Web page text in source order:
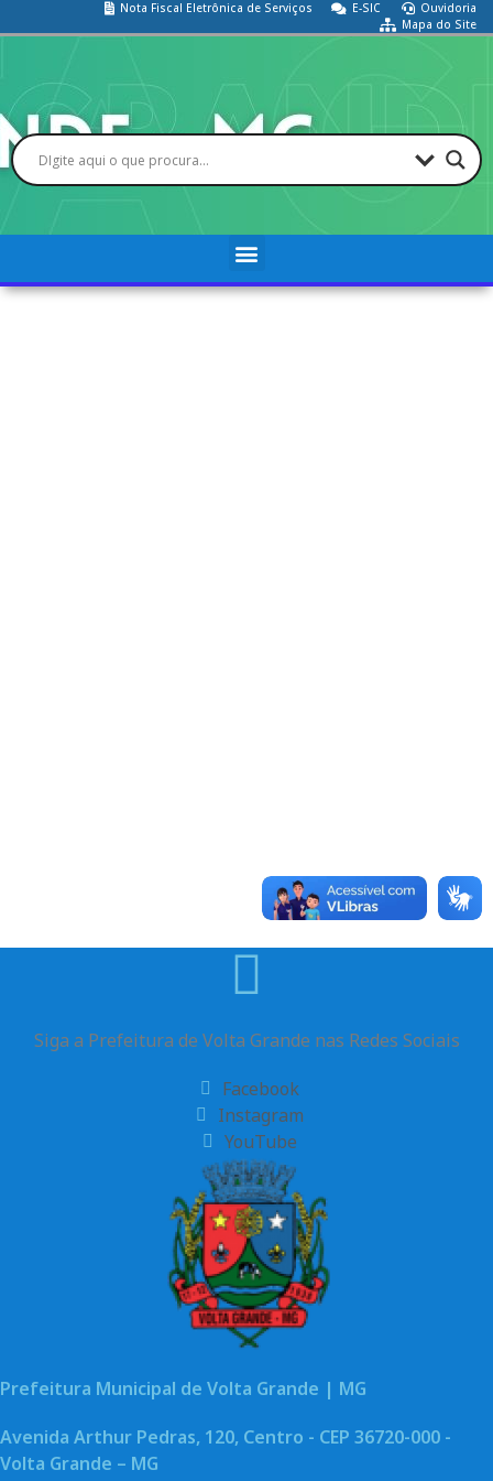
Nota Fiscal Eletrônica de Serviços E-SIC
Ouvidoria
Mapa do Site
Siga a Prefeitura de Volta Grande nas Redes Sociais
Facebook
Instagram
YouTube
Prefeitura Municipal de Volta Grande | MG
Avenida Arthur Pedras, 120, Centro - CEP 36720-000 -
Volta Grande – MG